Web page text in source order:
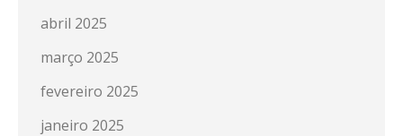
abril 2025
março 2025
fevereiro 2025
janeiro 2025